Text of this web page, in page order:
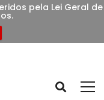
pela Lei Geral de